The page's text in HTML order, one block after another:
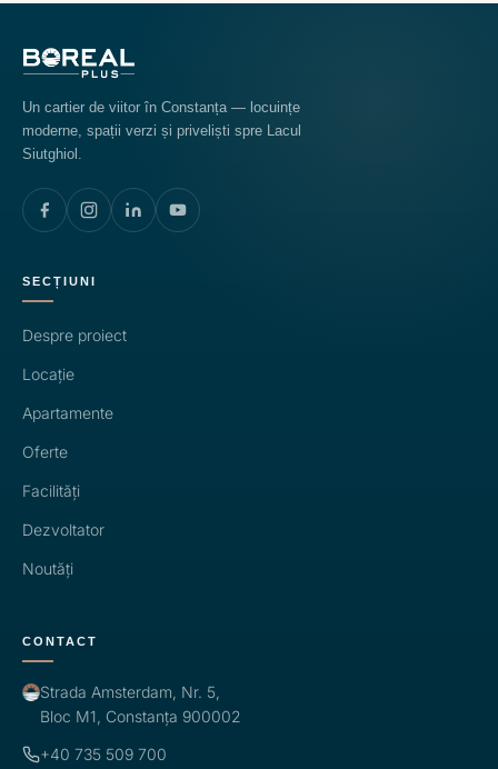
Un cartier de viitor în Constanța — locuințe
moderne, spații verzi și priveliști spre Lacul
Siutghiol.
SECȚIUNI
Despre proiect
Locație
Apartamente
Oferte
Facilități
Dezvoltator
Noutăți
CONTACT
Strada Amsterdam, Nr. 5,
Bloc M1, Constanța 900002
+40 735 509 700